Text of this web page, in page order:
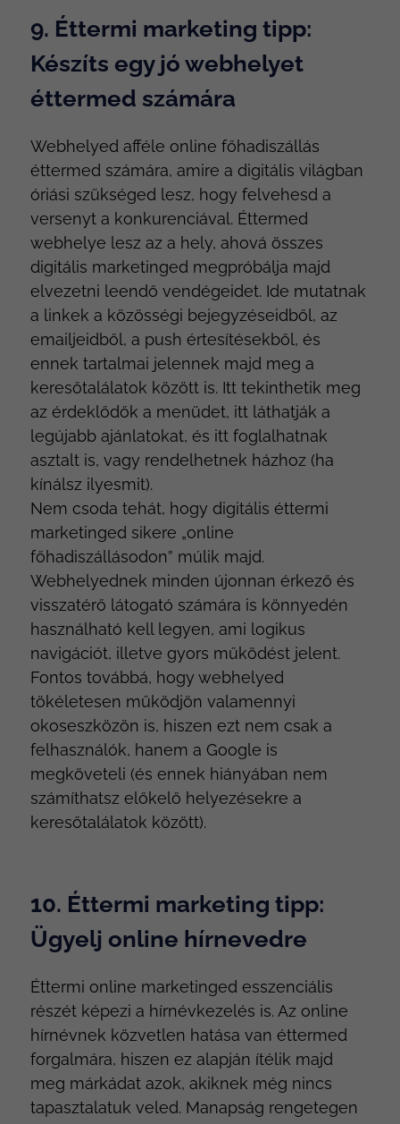
9. Éttermi marketing tipp:
Készíts egy jó webhelyet
éttermed számára
Webhelyed afféle online főhadiszállás
éttermed számára, amire a digitális világban
óriási szükséged lesz, hogy felvehesd a
versenyt a konkurenciával. Éttermed
webhelye lesz az a hely, ahová összes
digitális marketinged megpróbálja majd
elvezetni leendő vendégeidet. Ide mutatnak
a linkek a közösségi bejegyzéseidből, az
emailjeidből, a push értesítésekből, és
ennek tartalmai jelennek majd meg a
keresőtalálatok között is. Itt tekinthetik meg
az érdeklődők a menüdet, itt láthatják a
legújabb ajánlatokat, és itt foglalhatnak
asztalt is, vagy rendelhetnek házhoz (ha
kínálsz ilyesmit).
Nem csoda tehát, hogy digitális éttermi
marketinged sikere „online
főhadiszállásodon” múlik majd.
Webhelyednek minden újonnan érkező és
visszatérő látogató számára is könnyedén
használható kell legyen, ami logikus
navigációt, illetve gyors működést jelent.
Fontos továbbá, hogy webhelyed
tökéletesen működjön valamennyi
okoseszközön is, hiszen ezt nem csak a
felhasználók, hanem a Google is
megköveteli (és ennek hiányában nem
számíthatsz előkelő helyezésekre a
keresőtalálatok között).
10. Éttermi marketing tipp:
Ügyelj online hírnevedre
Éttermi online marketinged esszenciális
részét képezi a hírnévkezelés is. Az online
hírnévnek közvetlen hatása van éttermed
forgalmára, hiszen ez alapján ítélik majd
meg márkádat azok, akiknek még nincs
tapasztalatuk veled. Manapság rengetegen